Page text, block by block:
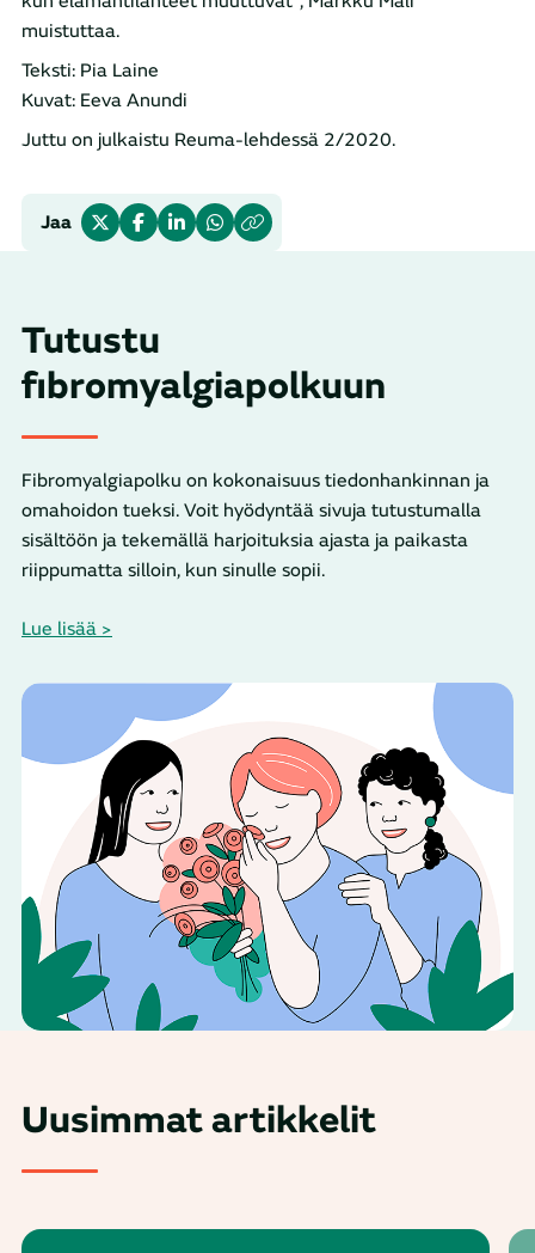
muistuttaa.
Teksti: Pia Laine
Kuvat: Eeva Anundi
Juttu on julkaistu Reuma-lehdessä 2/2020.
Jaa
Tutustu
fibromyalgiapolkuun
Fibromyalgiapolku on kokonaisuus tiedonhankinnan ja
omahoidon tueksi. Voit hyödyntää sivuja tutustumalla
sisältöön ja tekemällä harjoituksia ajasta ja paikasta
riippumatta silloin, kun sinulle sopii.
Lue lisää >
Uusimmat artikkelit